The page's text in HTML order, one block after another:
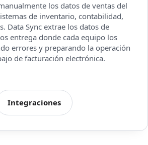
los datos de ventas del
de inventario, contabilidad,
Data Sync extrae los datos de
entrega donde cada equipo los
errores y preparando la operación
de facturación electrónica.
Integraciones